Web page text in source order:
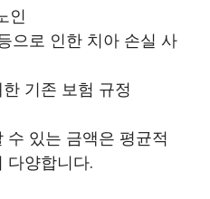
인
으로 인한 치아 손실 사
기존 보험 규정
수 있는 금액은 평균적
다양합니다.